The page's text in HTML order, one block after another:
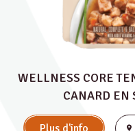
WELLNESS CORE
CANARD EN
Plus d'info